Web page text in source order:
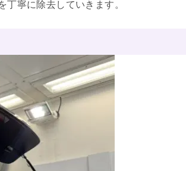
寧に除去していきます。